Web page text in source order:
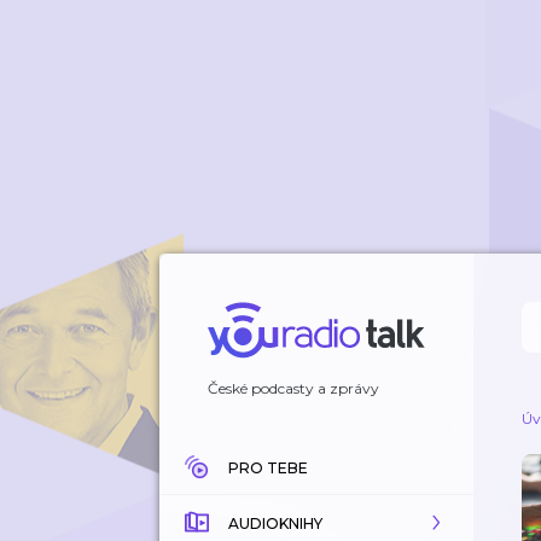
České podcasty a zprávy
PRO TEBE
AUDIOKNIHY